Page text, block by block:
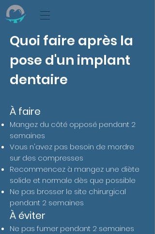
Quoi faire après la
pose d'un implant
dentaire
À faire
Mangez du côté opposé pendant 2
semaines
Vous n'avez pas besoin de mordre
sur des compresses
Recommencez à mangez une diète
solide et normale dès que possible
Ne pas brosser le site chirurgical
pendant 2 semaines
À éviter
Ne pas fumer pendant 2 semaines